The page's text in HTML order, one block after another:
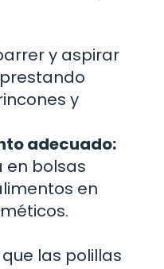
y aspirar
y
adecuado:
en bolsas
en
las polillas